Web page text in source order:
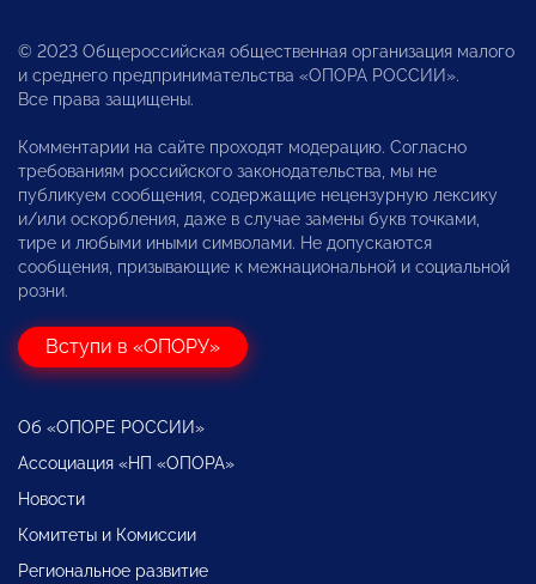
© 2023 Общероссийская общественная организация малого
и среднего предпринимательства «ОПОРА РОССИИ».
Все права защищены.
Комментарии на сайте проходят модерацию. Согласно
требованиям российского законодательства, мы не
публикуем сообщения, содержащие нецензурную лексику
и/или оскорбления, даже в случае замены букв точками,
тире и любыми иными символами. Не допускаются
сообщения, призывающие к межнациональной и социальной
розни.
Вступи в «ОПОРУ»
Об «ОПОРЕ РОССИИ»
Ассоциация «НП «ОПОРА»
Новости
Комитеты и Комиссии
Региональное развитие